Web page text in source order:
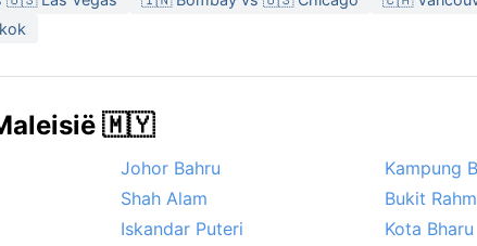
🇲🇾
Johor Bahru
Kampung
Shah Alam
Bukit
Iskandar Puteri Kota Bharu